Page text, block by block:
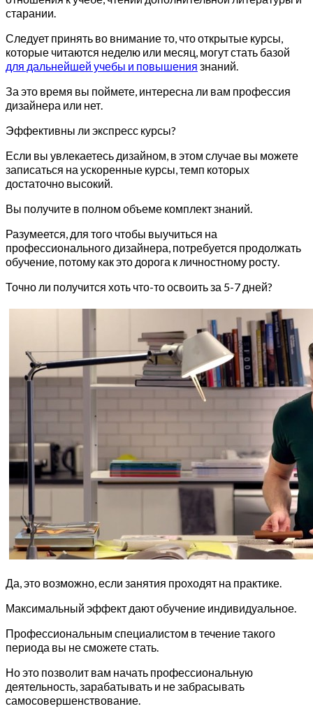
старании.
Следует принять во внимание то, что открытые курсы,
которые читаются неделю или месяц, могут стать базой
для дальнейшей учебы и повышения знаний.
За это время вы поймете, интересна ли вам профессия
дизайнера или нет.
Эффективны ли экспресс курсы?
Если вы увлекаетесь дизайном, в этом случае вы можете
записаться на ускоренные курсы, темп которых
достаточно высокий.
Вы получите в полном объеме комплект знаний.
Разумеется, для того чтобы выучиться на
профессионального дизайнера, потребуется продолжать
обучение, потому как это дорога к личностному росту.
Точно ли получится хоть что-то освоить за 5-7 дней?
Да, это возможно, если занятия проходят на практике.
Максимальный эффект дают обучение индивидуальное.
Профессиональным специалистом в течение такого
периода вы не сможете стать.
Но это позволит вам начать профессиональную
деятельность, зарабатывать и не забрасывать
самосовершенствование.